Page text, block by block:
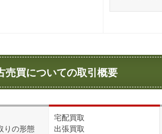
売買についての取引概要
りの形態
宅配買取
出張買取